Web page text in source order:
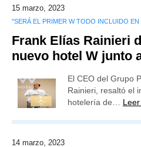
15 marzo, 2023
"SERÁ EL PRIMER W TODO INCLUIDO
Frank Elías Rainieri
nuevo hotel W junto
El CEO del Grupo
Rainieri, resaltó el
hotelería de…
14 marzo, 2023